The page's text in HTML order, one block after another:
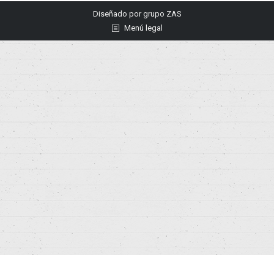
Diseñado porgrupo ZAS
Menú legal